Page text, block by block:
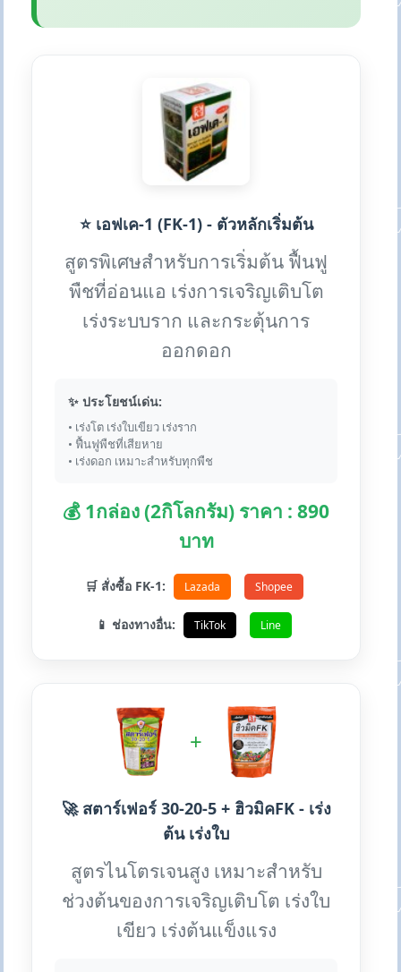
⭐ เอฟเค-1 (FK-1) - ตัวหลักเริ่มต้น
สูตรพิเศษสำหรับการเริ่มต้น ฟื้นฟู
พืชที่อ่อนแอ เร่งการเจริญเติบโต
เร่งระบบราก และกระตุ้นการ
ออกดอก
✨ ประโยชน์เด่น:
• เร่งโต เร่งใบเขียว เร่งราก
• ฟื้นฟูพืชที่เสียหาย
• เร่งดอก เหมาะสำหรับทุกพืช
💰 1กล่อง (2กิโลกรัม) ราคา : 890
บาท
🛒 สั่งซื้อ FK-1: Lazada Shopee
📱 ช่องทางอื่น: TikTok Line
+
🚀 สตาร์เฟอร์ 30-20-5 + ฮิวมิคFK - เร่ง
ต้น เร่งใบ
สูตรไนโตรเจนสูง เหมาะสำหรับ
ช่วงต้นของการเจริญเติบโต เร่งใบ
เขียว เร่งต้นแข็งแรง